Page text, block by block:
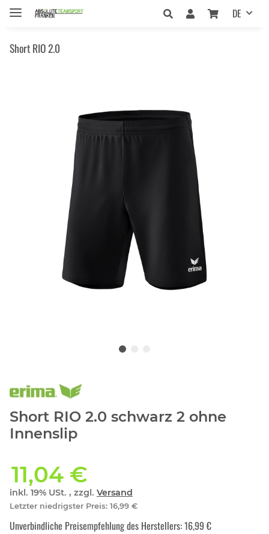
DE
Short RIO 2.0
Short RIO 2.0 schwarz 2 ohne
Innenslip
11,04 €
inkl. 19% USt. , zzgl. Versand
Letzter niedrigster Preis: 16,99 €
Unverbindliche Preisempfehlung des Herstellers:16,99 €